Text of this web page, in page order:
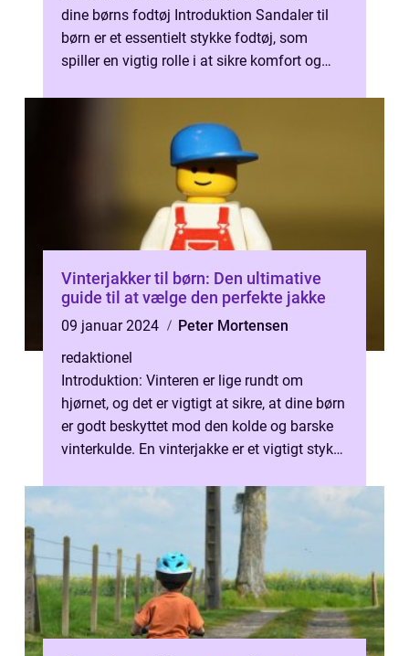
dine børns fodtøj Introduktion Sandaler til
børn er et essentielt stykke fodtøj, som
spiller en vigtig rolle i at sikre komfort og
Vinterjakker til børn: Den ultimative
guide til at vælge den perfekte jakke
09 januar 2024
Peter Mortensen
redaktionel
Introduktion: Vinteren er lige rundt om
hjørnet, og det er vigtigt at sikre, at dine børn
er godt beskyttet mod den kolde og barske
vinterkulde. En vinterjakke er et vigtigt stykke